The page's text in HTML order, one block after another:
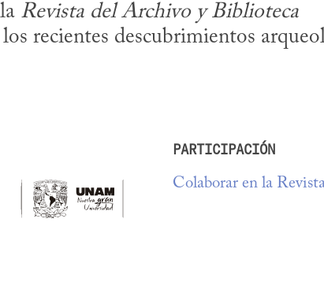
Revista del Archivo y Biblioteca
recientes descubrimientos
PARTICIPACIÓN
Colaborar en la